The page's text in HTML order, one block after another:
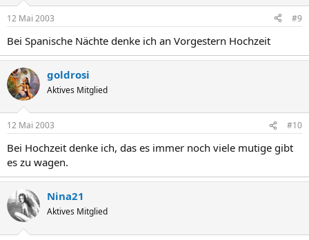
12 Mai 2003 #9
Bei Spanische Nächte denke ich an Vorgestern Hochzeit
goldrosi
Aktives Mitglied
12 Mai 2003 #10
Bei Hochzeit denke ich, das es immer noch viele mutige gibt
es zu wagen.
Nina21
Aktives Mitglied